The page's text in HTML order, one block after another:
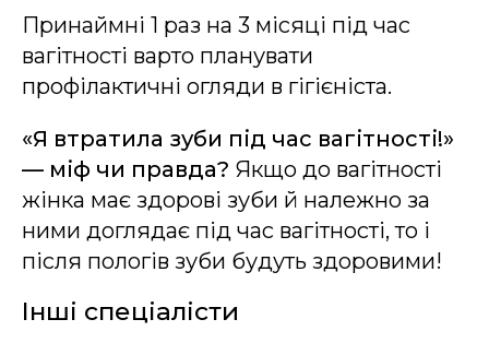
Принаймні 1 раз на 3 місяці під час
вагітності варто планувати
профілактичні огляди в гігієніста.
«Я втратила зуби під час вагітності!»
— міф чи правда? Якщо до вагітності
жінка має здорові зуби й належно за
ними доглядає під час вагітності, то і
після пологів зуби будуть здоровими!
Інші спеціалісти